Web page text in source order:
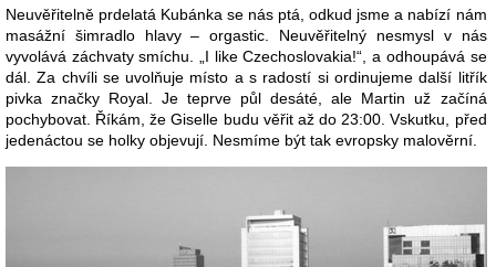
Neuvěřitelně prdelatá Kubánka se nás ptá, odkud jsme a nabízí nám
masážní šimradlo hlavy – orgastic. Neuvěřitelný nesmysl v nás
vyvolává záchvaty smíchu. „I like Czechoslovakia!“, a odhoupává se
dál. Za chvíli se uvolňuje místo a s radostí si ordinujeme další litřík
pivka značky Royal. Je teprve půl desáté, ale Martin už začíná
pochybovat. Říkám, že Giselle budu věřit až do 23:00. Vskutku, před
jedenáctou se holky objevují. Nesmíme být tak evropsky malověrní.